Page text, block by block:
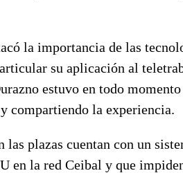
la importancia de las
su aplicación al
estuvo en todo
compartiendo la experiencia.
plazas cuentan con un
en la red Ceibal y que